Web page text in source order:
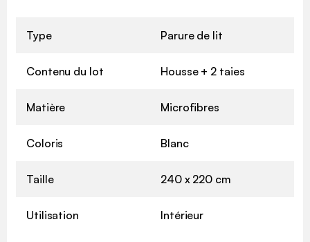
Type Parure de lit
Contenu du lot Housse + 2 taies
Matière Microfibres
Coloris Blanc
Taille 240 x 220 cm
Utilisation Intérieur